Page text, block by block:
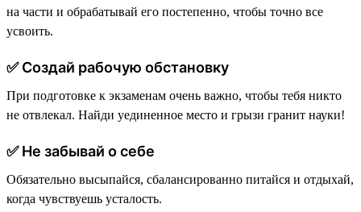
на части и обрабатывай его постепенно, чтобы точно все
усвоить.
✅ Создай рабочую обстановку
При подготовке к экзаменам очень важно, чтобы тебя никто
не отвлекал. Найди уединенное место и грызи гранит науки!
✅ Не забывай о себе
Обязательно высыпайся, сбалансированно питайся и отдыхай,
когда чувствуешь усталость.